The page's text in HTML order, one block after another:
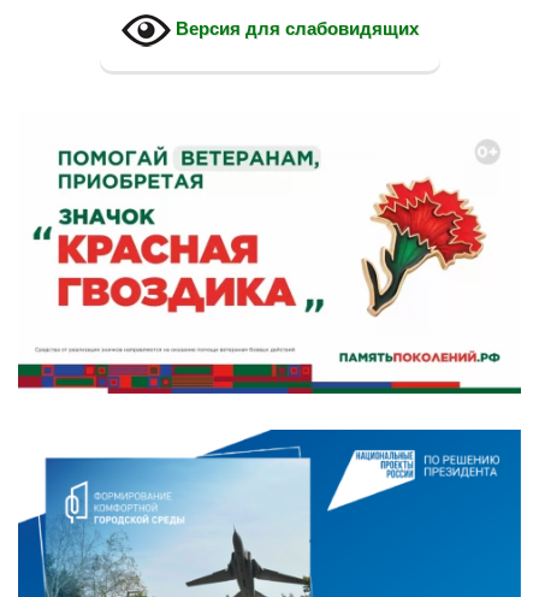
Версия для слабовидящих